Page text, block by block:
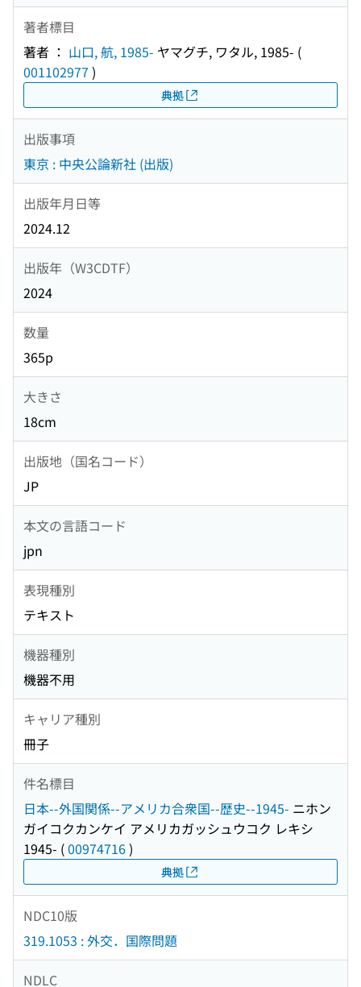
著者標目
著者 ： 山口, 航, 1985- ヤマグチ, ワタル, 1985- (
001102977 )
典拠
出版事項
東京 : 中央公論新社 (出版)
出版年月日等
2024.12
出版年（W3CDTF）
2024
数量
365p
大きさ
18cm
出版地（国名コード）
JP
本文の言語コード
jpn
表現種別
テキスト
機器種別
機器不用
キャリア種別
冊子
件名標目
日本--外国関係--アメリカ合衆国--歴史--1945- ニホン
ガイコクカンケイ アメリカガッシュウコク レキシ
1945- (00974716)
典拠
NDC10版
319.1053 : 外交．国際問題
NDLC